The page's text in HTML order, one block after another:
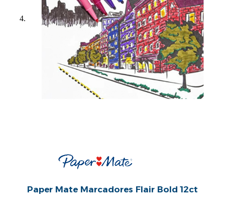
Paper Mate Marcadores Flair Bold 12ct